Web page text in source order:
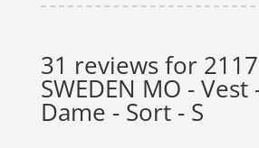
31 reviews for
SWEDEN MO -
Dame - Sort - S